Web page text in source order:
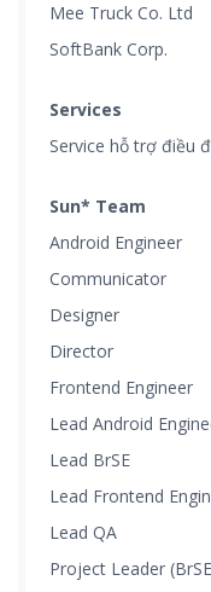
Mee Truck Co. Ltd
SoftBank Corp.
Services
Service hỗ trợ điều
Sun* Team
Android Engineer
Communicator
Designer
Director
Frontend Engineer
Lead Android
Lead BrSE
Lead Frontend
Lead QA
Project Leader